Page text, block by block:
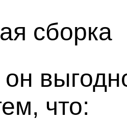
сборка
что: